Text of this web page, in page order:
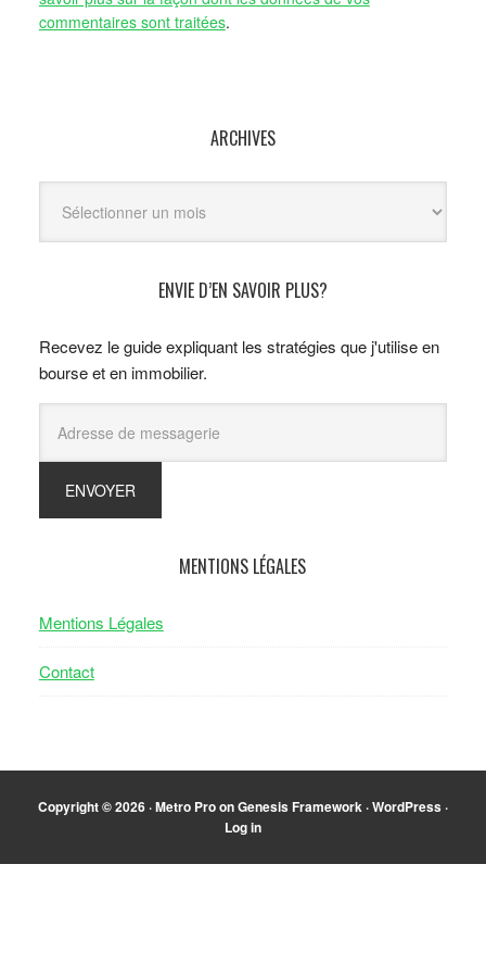
commentaires sont traitées.
ARCHIVES
ENVIE D’EN SAVOIR PLUS?
Recevez le guide expliquant les stratégies que j'utilise en
bourse et en immobilier.
MENTIONS LÉGALES
Mentions Légales
Contact
Copyright © 2026 ·Metro ProonGenesis Framework ·WordPress ·
Log in